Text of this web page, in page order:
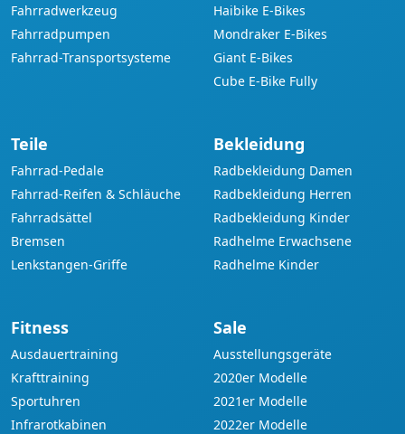
Fahrradwerkzeug
Fahrradpumpen
Fahrrad-Transportsysteme
Haibike E-Bikes
Mondraker E-Bikes
Giant E-Bikes
Cube E-Bike Fully
Teile
Fahrrad-Pedale
Fahrrad-Reifen & Schläuche
Fahrradsättel
Bremsen
Lenkstangen-Griffe
Bekleidung
Radbekleidung Damen
Radbekleidung Herren
Radbekleidung Kinder
Radhelme Erwachsene
Radhelme Kinder
Fitness
Ausdauertraining
Krafttraining
Sportuhren
Infrarotkabinen
Sale
Ausstellungsgeräte
2020er Modelle
2021er Modelle
2022er Modelle